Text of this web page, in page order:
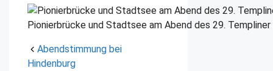
Pionierbrücke und Stadtsee am Abend des 29.
Abendstimmung bei
Hindenburg